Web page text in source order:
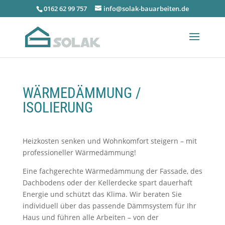
0162 62 99 757 info@solak-bauarbeiten.de
WÄRMEDÄMMUNG /
ISOLIERUNG
Heizkosten senken und Wohnkomfort steigern – mit
professioneller Wärmedämmung!
Eine fachgerechte Wärmedämmung der Fassade, des
Dachbodens oder der Kellerdecke spart dauerhaft
Energie und schützt das Klima. Wir beraten Sie
individuell über das passende Dämmsystem für Ihr
Haus und führen alle Arbeiten – von der